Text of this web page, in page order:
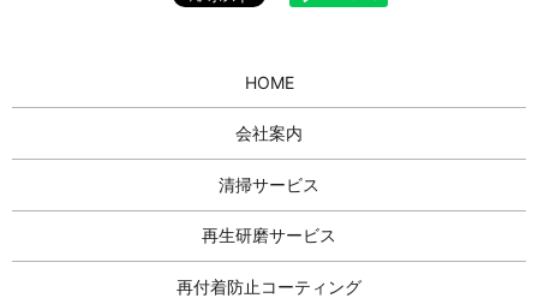
HOME
会社案内
清掃サービス
再生研磨サービス
再付着防止コーティング